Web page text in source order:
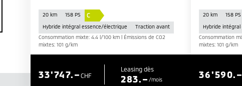
20 km 158 PS C
Hybride intégral essence/électrique
Traction avant
Consommation mixte: 4.4 l/100 km | Émissions de CO2
mixtes: 101 g/km
CHF
33'747.– Leasing dès
283.– /mois
20 km 158 PS
Hybride
Consommation
mixtes: 101 g/km
36'590.–